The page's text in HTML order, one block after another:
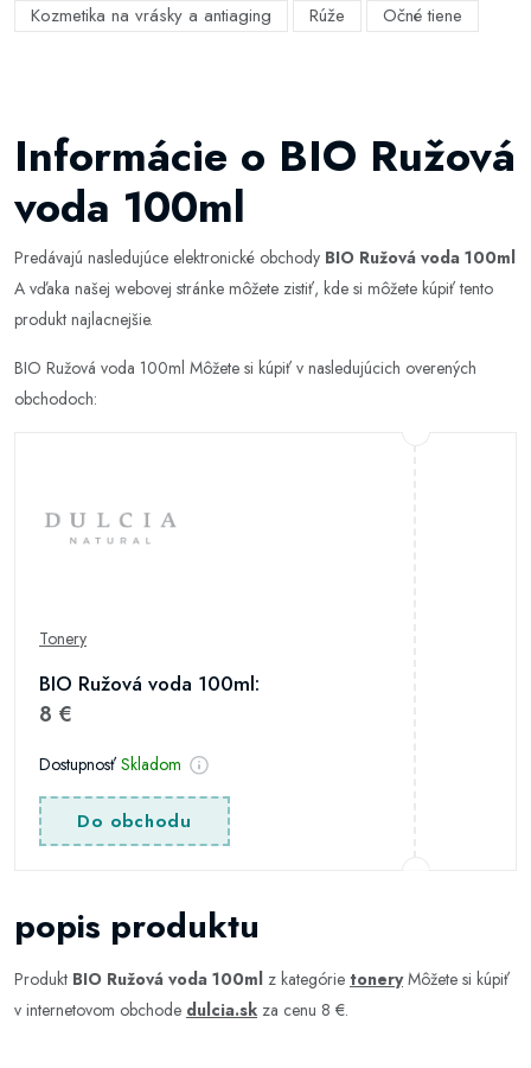
Kozmetika na vrásky a antiaging
Rúže Očné tiene
Informácie o BIO Ružová
voda 100ml
Predávajú nasledujúce elektronické obchody BIO Ružová voda 100ml
A vďaka našej webovej stránke môžete zistiť, kde si môžete kúpiť tento
produkt najlacnejšie.
BIO Ružová voda 100ml Môžete si kúpiť v nasledujúcich overených
obchodoch:
Tonery
BIO Ružová voda 100ml:
8 €
Dostupnosť Skladom
Do obchodu
popis produktu
Produkt BIO Ružová voda 100ml z kategórie toneryMôžete si kúpiť
v internetovom obchode dulcia.sk za cenu 8 €.